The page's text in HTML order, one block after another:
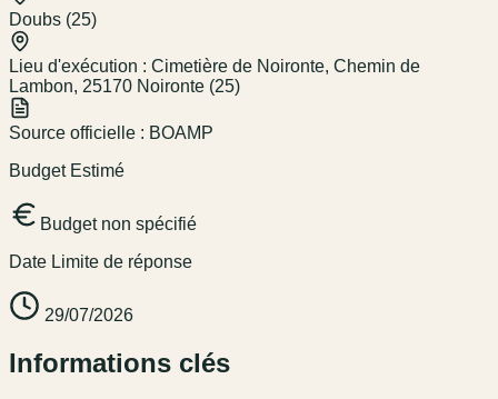
Doubs (25)
Lieu d'exécution : Cimetière de Noironte, Chemin de
Lambon, 25170 Noironte (25)
Source officielle : BOAMP
Budget Estimé
Budget non spécifié
Date Limite de réponse
29/07/2026
Informations clés